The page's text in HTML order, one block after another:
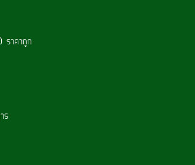
ราคาถูก
ร